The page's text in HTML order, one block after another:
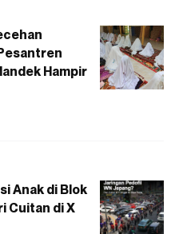
Hampir
Anak di Blok
Cuitan di X